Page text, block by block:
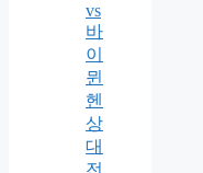
vs
바
이
뮌
헨
상
대